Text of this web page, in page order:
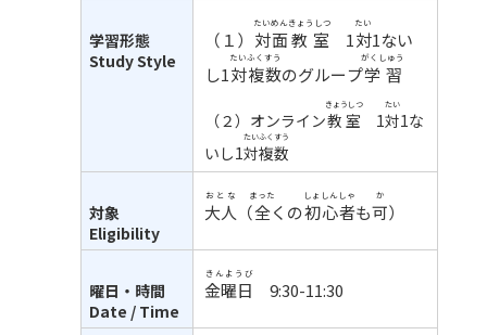
学習形態
Study Style
（１） 対面
たいめん
教室
きょうしつ
1対
たい
1ない
し1対
たい
複数
ふくすう
のグループ学習
がくしゅう
（２）オンライン教室
きょうしつ
1対
たい
1な
いし1対
たい
複数
ふくすう
対象
Eligibility
大人
おとな
（全
まった
くの初心者
しょしんしゃ
も可
か
）
曜日・時間
Date / Time
金曜日
きんようび
9:30-11:30